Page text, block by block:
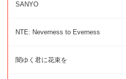
SANYO
NTE: Neverness to Everness
闇ゆく君に花束を